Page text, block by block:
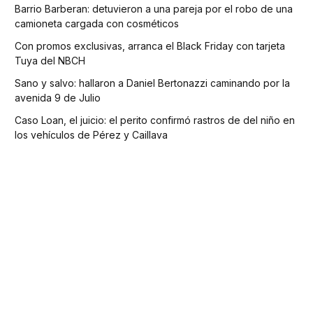
Barrio Barberan: detuvieron a una pareja por el robo de una
camioneta cargada con cosméticos
Con promos exclusivas, arranca el Black Friday con tarjeta
Tuya del NBCH
Sano y salvo: hallaron a Daniel Bertonazzi caminando por la
avenida 9 de Julio
Caso Loan, el juicio: el perito confirmó rastros de del niño en
los vehículos de Pérez y Caillava